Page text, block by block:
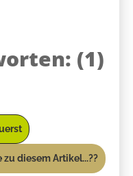
(1)
zu diesem Artikel...??